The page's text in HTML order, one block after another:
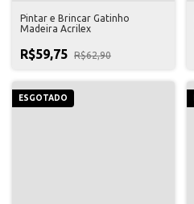
Pintar e Brincar Gatinho
Madeira Acrilex
R$59,75 R$62,90
ESGOTADO